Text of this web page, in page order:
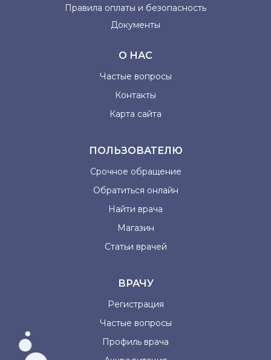
Правила оплаты и безопасность
Документы
О НАС
Частые вопросы
Контакты
Карта сайта
ПОЛЬЗОВАТЕЛЮ
Срочное обращение
Обратиться онлайн
Найти врача
Магазин
Статьи врачей
ВРАЧУ
Регистрация
Частые вопросы
Профиль врача